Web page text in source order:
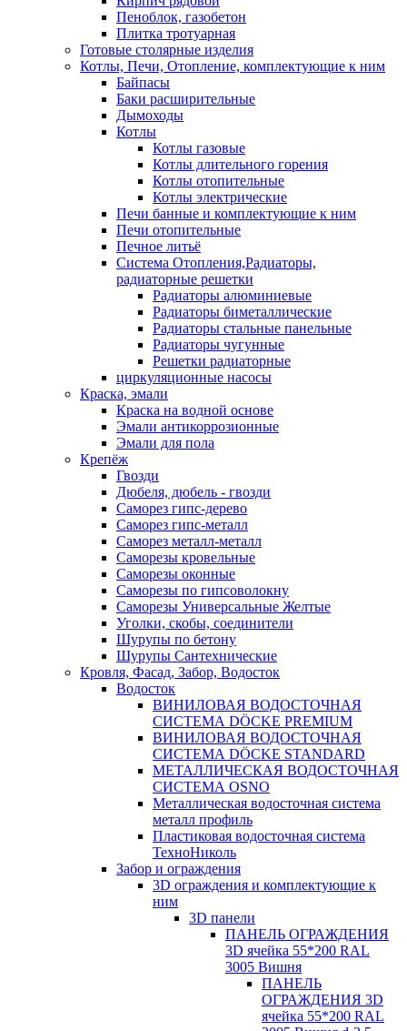
Пеноблок, газобетон
Плитка тротуарная
Готовые столярные изделия
Котлы, Печи, Отопление, комплектующие к ним
Байпасы
Баки расширительные
Дымоходы
Котлы
Котлы газовые
Котлы длительного горения
Котлы отопительные
Котлы электрические
Печи банные и комплектующие к ним
Печи отопительные
Печное литьё
Система Отопления,Радиаторы,
радиаторные решетки
Радиаторы алюминиевые
Радиаторы биметаллические
Радиаторы стальные панельные
Радиаторы чугунные
Решетки радиаторные
циркуляционные насосы
Краска, эмали
Краска на водной основе
Эмали антикоррозионные
Эмали для пола
Крепёж
Гвозди
Дюбеля, дюбель - гвозди
Саморез гипс-дерево
Саморез гипс-металл
Саморез металл-металл
Саморезы кровельные
Саморезы оконные
Саморезы по гипсоволокну
Саморезы Универсальные Желтые
Уголки, скобы, соединители
Шурупы по бетону
Шурупы Сантехнические
Кровля, Фасад, Забор, Водосток
Водосток
ВИНИЛОВАЯ ВОДОСТОЧНАЯ
СИСТЕМА DÖCKE PREMIUM
ВИНИЛОВАЯ ВОДОСТОЧНАЯ
СИСТЕМА DÖCKE STANDARD
МЕТАЛЛИЧЕСКАЯ ВОДОСТОЧНАЯ
СИСТЕМА OSNO
Металлическая водосточная система
металл профиль
Пластиковая водосточная система
ТехноНиколь
Забор и ограждения
3D ограждения и комплектующие к
ним
3D панели
ПАНЕЛЬ ОГРАЖДЕНИЯ
3D ячейка 55*200 RAL
3005 Вишня
ПАНЕЛЬ
ОГРАЖДЕНИЯ 3D
ячейка 55*200 RAL